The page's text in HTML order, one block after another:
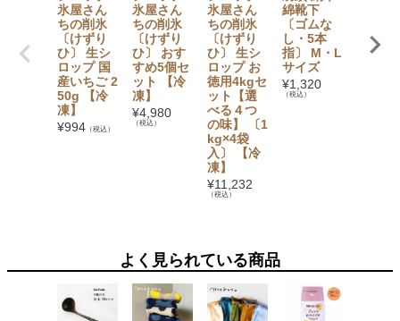
氷屋さん
ちの削氷
〔けずり
ひ〕 生シ
ロップ 国
産いちご 2
50g 【冷
凍】
¥994 （税込）
氷屋さん
ちの削氷
〔けずり
ひ〕 おす
すめ5個セ
ット 【冷
凍】
¥4,980
（税込）
氷屋さん
ちの削氷
〔けずり
ひ〕 生シ
ロップ お
徳用4kgセ
ット【選
べる４つ
の味】 〔1
kg×4袋
入〕 【冷
凍】
¥11,232
（税込）
綿靴下
〔ゴムな
し・5本
指〕 M・L
サイズ
¥1,320
（税込）
プ6本
ト（い
よく見られている商品